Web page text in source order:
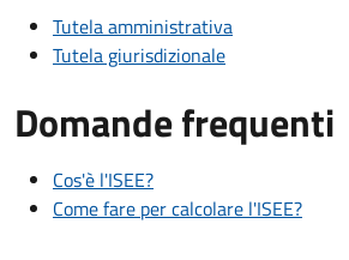
Tutela amministrativa
Tutela giurisdizionale
Domande frequenti
Cos'è l'ISEE?
Come fare per calcolare l'ISEE?